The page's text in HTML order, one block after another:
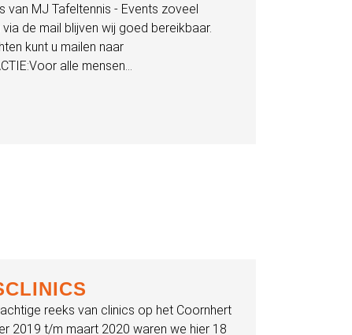
van MJ Tafeltennis - Events zoveel
de mail blijven wij goed bereikbaar.
kunt u mailen naar
alle mensen...
reeks van clinics op het Coornhert
2019 t/m maart 2020 waren we hier 18